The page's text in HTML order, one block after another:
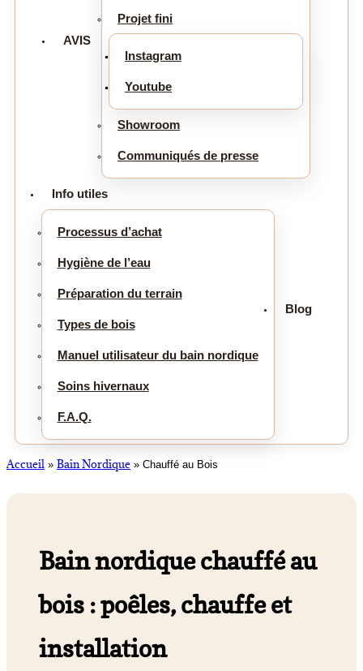
AVIS
Projet fini
Instagram
Youtube
Showroom
Communiqués de presse
Info utiles
Processus d’achat
Hygiène de l’eau
Préparation du terrain
Types de bois
Manuel utilisateur du bain nordique
Soins hivernaux
F.A.Q.
Blog
Accueil » Bain Nordique » Chauffé au Bois
Bain nordique chauffé au
bois : poêles, chauffe et
installation